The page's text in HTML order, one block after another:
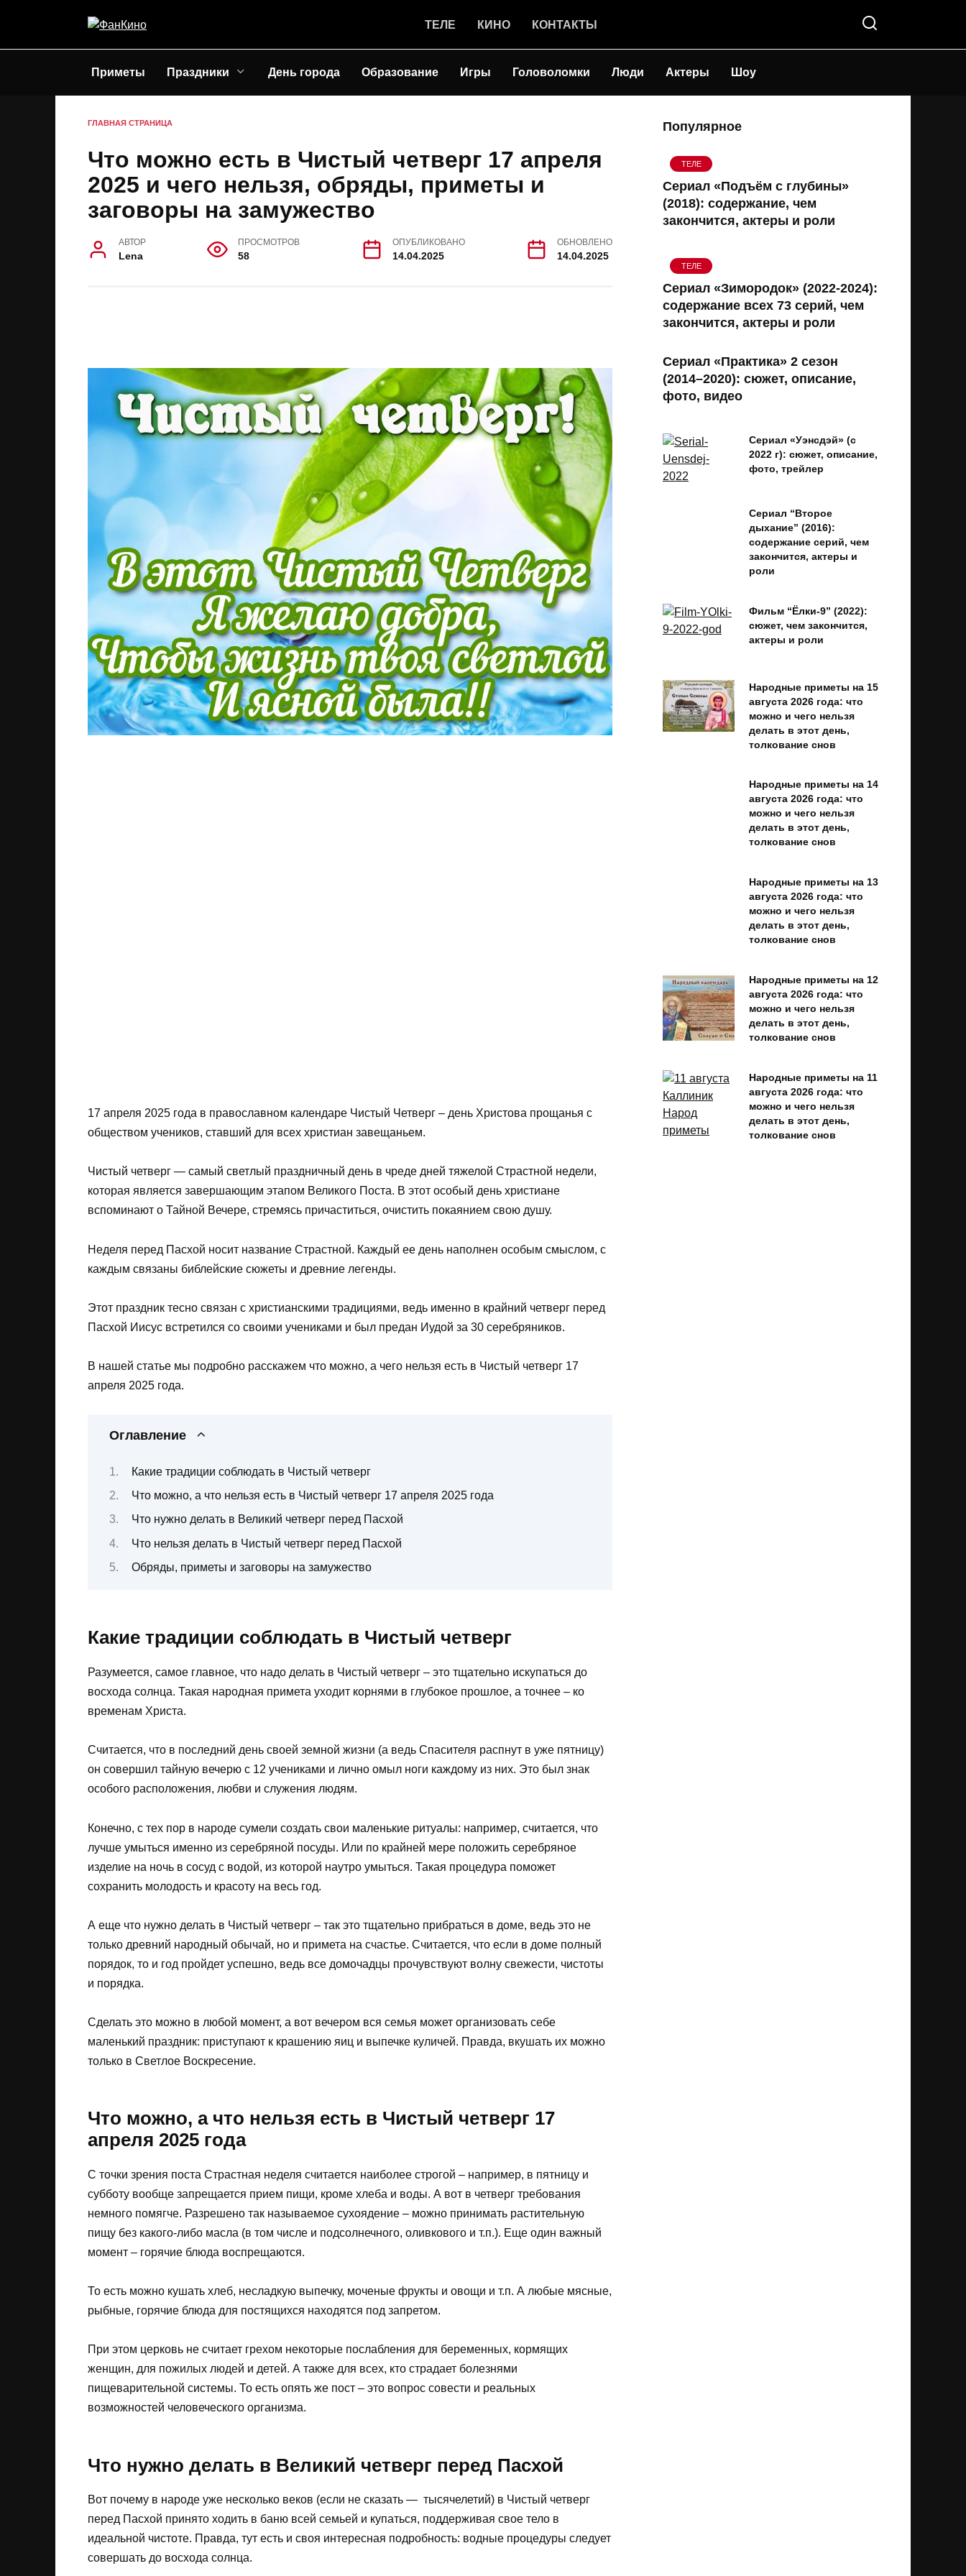
ТЕЛЕ КИНО КОНТАКТЫ
Приметы Праздники День города Образование Игры Головоломки Люди Актеры Шоу
ГЛАВНАЯ СТРАНИЦА
Что можно есть в Чистый четверг 17 апреля
2025 и чего нельзя, обряды, приметы и
заговоры на замужество
АВТОР
Lena
ПРОСМОТРОВ
58
ОПУБЛИКОВАНО
14.04.2025
ОБНОВЛЕНО
14.04.2025
17 апреля 2025 года в православном календаре Чистый Четверг – день Христова прощанья с
обществом учеников, ставший для всех христиан завещаньем.
Чистый четверг — самый светлый праздничный день в чреде дней тяжелой Страстной недели,
которая является завершающим этапом Великого Поста. В этот особый день христиане
вспоминают о Тайной Вечере, стремясь причаститься, очистить покаянием свою душу.
Неделя перед Пасхой носит название Страстной. Каждый ее день наполнен особым смыслом, с
каждым связаны библейские сюжеты и древние легенды.
Этот праздник тесно связан с христианскими традициями, ведь именно в крайний четверг перед
Пасхой Иисус встретился со своими учениками и был предан Иудой за 30 серебряников.
В нашей статье мы подробно расскажем что можно, а чего нельзя есть в Чистый четверг 17
апреля 2025 года.
Оглавление
Какие традиции соблюдать в Чистый четверг
Что можно, а что нельзя есть в Чистый четверг 17 апреля 2025 года
Что нужно делать в Великий четверг перед Пасхой
Что нельзя делать в Чистый четверг перед Пасхой
Обряды, приметы и заговоры на замужество
Какие традиции соблюдать в Чистый четверг
Разумеется, самое главное, что надо делать в Чистый четверг – это тщательно искупаться до
восхода солнца. Такая народная примета уходит корнями в глубокое прошлое, а точнее – ко
временам Христа.
Считается, что в последний день своей земной жизни (а ведь Спасителя распнут в уже пятницу)
он совершил тайную вечерю с 12 учениками и лично омыл ноги каждому из них. Это был знак
особого расположения, любви и служения людям.
Конечно, с тех пор в народе сумели создать свои маленькие ритуалы: например, считается, что
лучше умыться именно из серебряной посуды. Или по крайней мере положить серебряное
изделие на ночь в сосуд с водой, из которой наутро умыться. Такая процедура поможет
сохранить молодость и красоту на весь год.
А еще что нужно делать в Чистый четверг – так это тщательно прибраться в доме, ведь это не
только древний народный обычай, но и примета на счастье. Считается, что если в доме полный
порядок, то и год пройдет успешно, ведь все домочадцы прочувствуют волну свежести, чистоты
и порядка.
Сделать это можно в любой момент, а вот вечером вся семья может организовать себе
маленький праздник: приступают к крашению яиц и выпечке куличей. Правда, вкушать их можно
только в Светлое Воскресение.
Что можно, а что нельзя есть в Чистый четверг 17
апреля 2025 года
С точки зрения поста Страстная неделя считается наиболее строгой – например, в пятницу и
субботу вообще запрещается прием пищи, кроме хлеба и воды. А вот в четверг требования
немного помягче. Разрешено так называемое сухоядение – можно принимать растительную
пищу без какого-либо масла (в том числе и подсолнечного, оливкового и т.п.). Еще один важный
момент – горячие блюда воспрещаются.
То есть можно кушать хлеб, несладкую выпечку, моченые фрукты и овощи и т.п. А любые мясные,
рыбные, горячие блюда для постящихся находятся под запретом.
При этом церковь не считает грехом некоторые послабления для беременных, кормящих
женщин, для пожилых людей и детей. А также для всех, кто страдает болезнями
пищеварительной системы. То есть опять же пост – это вопрос совести и реальных
возможностей человеческого организма.
Что нужно делать в Великий четверг перед Пасхой
Вот почему в народе уже несколько веков (если не сказать — тысячелетий) в Чистый четверг
перед Пасхой принято ходить в баню всей семьей и купаться, поддерживая свое тело в
идеальной чистоте. Правда, тут есть и своя интересная подробность: водные процедуры следует
совершать до восхода солнца.
Популярное
ТЕЛЕ
Сериал «Подъём с глубины»
(2018): содержание, чем
закончится, актеры и роли
ТЕЛЕ
Сериал «Зимородок» (2022-2024):
содержание всех 73 серий, чем
закончится, актеры и роли
Сериал «Практика» 2 сезон
(2014–2020): сюжет, описание,
фото, видео
Сериал «Уэнсдэй» (с
2022 г): сюжет, описание,
фото, трейлер
Сериал “Второе
дыхание” (2016):
содержание серий, чем
закончится, актеры и
роли
Фильм “Ёлки-9” (2022):
сюжет, чем закончится,
актеры и роли
Народные приметы на 15
августа 2026 года: что
можно и чего нельзя
делать в этот день,
толкование снов
Народные приметы на 14
августа 2026 года: что
можно и чего нельзя
делать в этот день,
толкование снов
Народные приметы на 13
августа 2026 года: что
можно и чего нельзя
делать в этот день,
толкование снов
Народные приметы на 12
августа 2026 года: что
можно и чего нельзя
делать в этот день,
толкование снов
Народные приметы на 11
августа 2026 года: что
можно и чего нельзя
делать в этот день,
толкование снов